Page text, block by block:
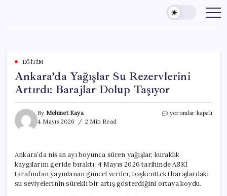
content
EĞITIM
Ankara’da Yağışlar Su Rezervlerini
Artırdı: Barajlar Dolup Taşıyor
By Mehmet Kaya
4 Mayıs 2026
2 Min Read
Ankara’da
Barajlar
Dolup
Taşıyor
için
yorumlar kapalı
Ankara’da nisan ayı boyunca süren yağışlar, kuraklık
kaygılarını geride bıraktı. 4 Mayıs 2026 tarihinde ASKİ
tarafından yayınlanan güncel veriler, başkentteki barajlardaki
su seviyelerinin sürekli bir artış gösterdiğini ortaya koydu.